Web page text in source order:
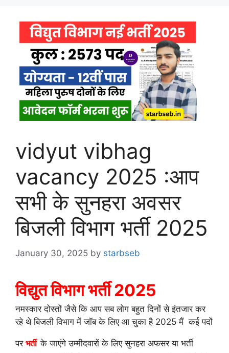
vidyut vibhag
vacancy 2025 :आप
सभी के सुनहरा अवसर
बिजली विभाग भर्ती 2025
January 30, 2025 by starbseb
विद्युत विभाग भर्ती 2025
नमस्कार दोस्तों जैसे कि आप सब लोग बहुत दिनों से इंतजार कर
रहे थे बिजली विभाग में जॉब के लिए आ चुका है 2025 मैं कई पदों
पर भर्ती के जाएंगे उम्मीदवारों के लिए सुनहरा अफसर या भर्ती